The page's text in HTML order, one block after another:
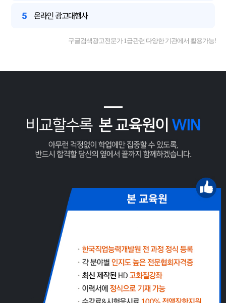
5 온라인 광고대행사
구글검색광고전문가 1급관련 다양한 기관에서 활용가능!